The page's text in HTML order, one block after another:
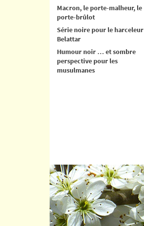
Macron, le porte-malheur, le
porte-brûlot
Série noire pour le harceleur
Belattar
Humour noir … et sombre
perspective pour les
musulmanes